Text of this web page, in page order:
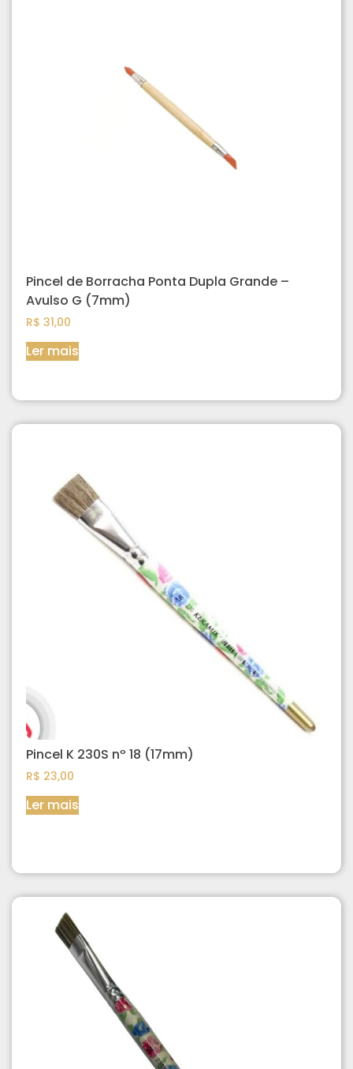
Pincel de Borracha Ponta Dupla Grande –
Avulso G (7mm)
R$ 31,00
Ler mais
Pincel K 230S nº 18 (17mm)
R$ 23,00
Ler mais